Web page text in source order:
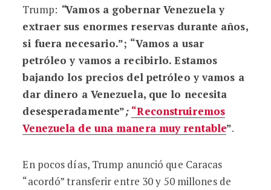
Trump: “Vamos a gobernar Venezuela y
extraer sus enormes reservas durante años,
si fuera necesario.”; “Vamos a usar
petróleo y vamos a recibirlo. Estamos
bajando los precios del petróleo y vamos a
dar dinero a Venezuela, que lo necesita
desesperadamente”; “Reconstruiremos
Venezuela de una manera muy rentable”.
En pocos días, Trump anunció que Caracas
“acordó” transferir entre 30 y 50 millones de